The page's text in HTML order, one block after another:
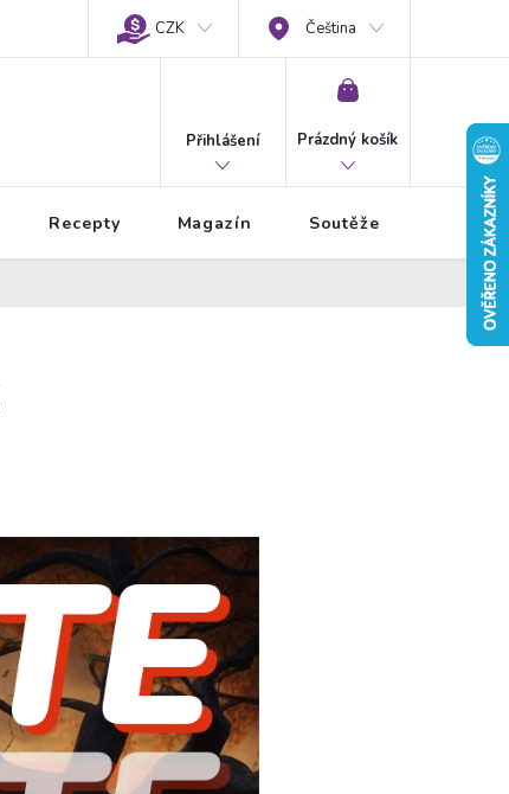
CZK Čeština
Přihlášení
NÁKUPNÍ
Prázdný košík
Recepty Magazín Soutěže